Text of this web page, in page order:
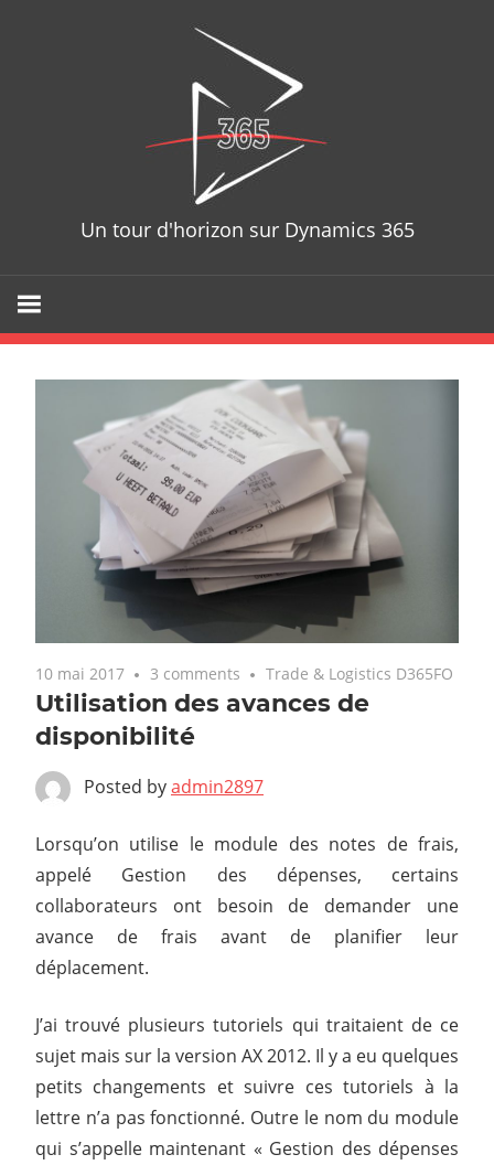
Un tour d'horizon sur Dynamics 365
10 mai 2017 3 comments Trade & Logistics D365FO
Utilisation des avances de
disponibilité
Posted byadmin2897
Lorsqu’on utilise le module des notes de frais,
appelé Gestion des dépenses, certains
collaborateurs ont besoin de demander une
avance de frais avant de planifier leur
déplacement.
J’ai trouvé plusieurs tutoriels qui traitaient de ce
sujet mais sur la version AX 2012. Il y a eu quelques
petits changements et suivre ces tutoriels à la
lettre n’a pas fonctionné. Outre le nom du module
qui s’appelle maintenant « Gestion des dépenses